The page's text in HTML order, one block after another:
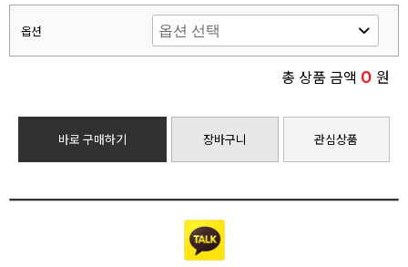
옵션
총 상품 금액 0 원
바로 구매하기 장바구니 관심상품